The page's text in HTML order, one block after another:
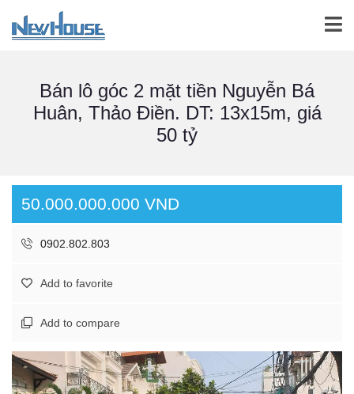
Bán lô góc 2 mặt tiền Nguyễn Bá
Huân, Thảo Điền. DT: 13x15m, giá
50 tỷ
50.000.000.000 VND
0902.802.803
Add to favorite
Add to compare